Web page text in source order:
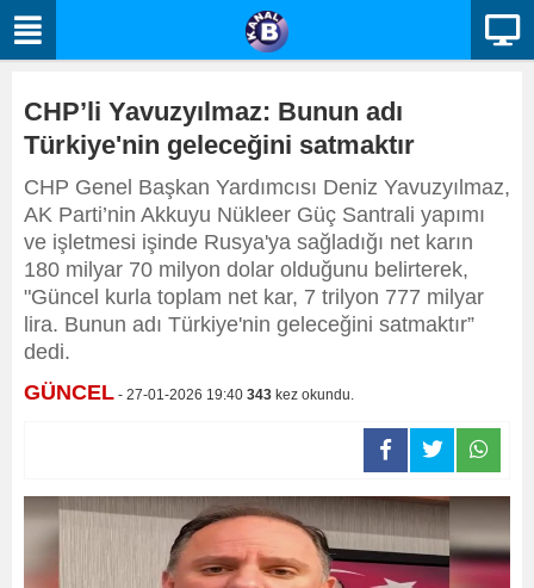
CHP’li Yavuzyılmaz: Bunun adı
Türkiye'nin geleceğini satmaktır
CHP Genel Başkan Yardımcısı Deniz Yavuzyılmaz,
AK Parti’nin Akkuyu Nükleer Güç Santrali yapımı
ve işletmesi işinde Rusya'ya sağladığı net karın
180 milyar 70 milyon dolar olduğunu belirterek,
"Güncel kurla toplam net kar, 7 trilyon 777 milyar
lira. Bunun adı Türkiye'nin geleceğini satmaktır”
dedi.
GÜNCEL - 27-01-2026 19:40 343 kez okundu.